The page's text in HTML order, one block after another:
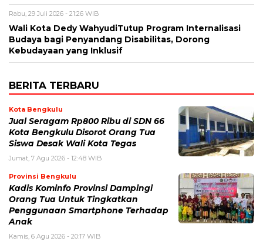
Rabu, 29 Juli 2026 - 21:26 WIB
Wali Kota Dedy WahyudiTutup Program Internalisasi
Budaya bagi Penyandang Disabilitas, Dorong
Kebudayaan yang Inklusif
BERITA TERBARU
Kota Bengkulu
Jual Seragam Rp800 Ribu di SDN 66
Kota Bengkulu Disorot Orang Tua
Siswa Desak Wali Kota Tegas
Jumat, 7 Agu 2026 - 12:48 WIB
Provinsi Bengkulu
Kadis Kominfo Provinsi Dampingi
Orang Tua Untuk Tingkatkan
Penggunaan Smartphone Terhadap
Anak
Kamis, 6 Agu 2026 - 20:17 WIB